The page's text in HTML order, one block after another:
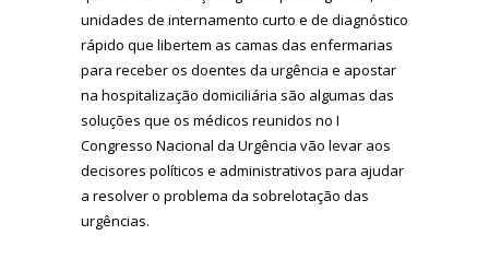
unidades de internamento curto e de diagnóstico
rápido que libertem as camas das enfermarias
para receber os doentes da urgência e apostar
na hospitalização domiciliária são algumas das
soluções que os médicos reunidos no I
Congresso Nacional da Urgência vão levar aos
decisores políticos e administrativos para ajudar
a resolver o problema da sobrelotação das
urgências.